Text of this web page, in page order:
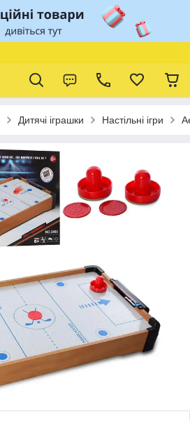
Дитячі іграшки Настільні ігри